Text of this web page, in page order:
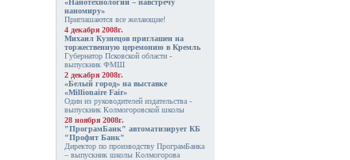
«Нанотехнологии – навстречу
наномиру»
Приглашаются все желающие!
4 декабря 2008г.
Михаил Кузнецов приглашен на
торжественную церемонию в Кремль
Губернатор Псковской области -
выпускник ФМШ
2 декабря 2008г.
«Белый город» на выставке
«Millionaire Fair»
Один из руководителей издательства -
выпускник Колмогоровской школы
28 ноября 2008г.
"ПрограмБанк" автоматизирует КБ
"Профит Банк"
Директор по производству ПрограмБанка
– выпускник школы Колмогорова